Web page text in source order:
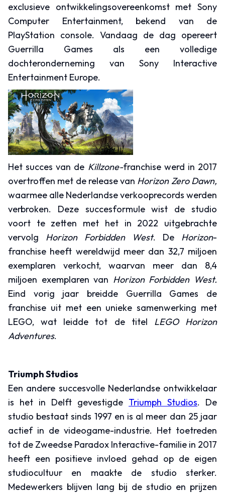
exclusieve ontwikkelingsovereenkomst met Sony
Computer Entertainment, bekend van de
PlayStation console. Vandaag de dag opereert
Guerrilla Games als een volledige
dochteronderneming van Sony Interactive
Entertainment Europe.
Het succes van de Killzone-franchise werd in 2017
overtroffen met de release van Horizon Zero Dawn,
waarmee alle Nederlandse verkooprecords werden
verbroken. Deze succesformule wist de studio
voort te zetten met het in 2022 uitgebrachte
vervolg Horizon Forbidden West. De Horizon-
franchise heeft wereldwijd meer dan 32,7 miljoen
exemplaren verkocht, waarvan meer dan 8,4
miljoen exemplaren van Horizon Forbidden West.
Eind vorig jaar breidde Guerrilla Games de
franchise uit met een unieke samenwerking met
LEGO, wat leidde tot de titel LEGO Horizon
Adventures.
Triumph Studios
Een andere succesvolle Nederlandse ontwikkelaar
is het in Delft gevestigde Triumph Studios. De
studio bestaat sinds 1997 en is al meer dan 25 jaar
actief in de videogame-industrie. Het toetreden
tot de Zweedse Paradox Interactive-familie in 2017
heeft een positieve invloed gehad op de eigen
studiocultuur en maakte de studio sterker.
Medewerkers blijven lang bij de studio en prijzen